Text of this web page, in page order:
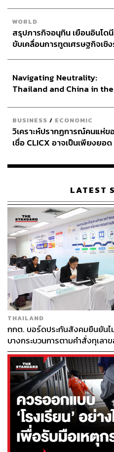
WORLD
สรุปภารกิจอนุทิน เยือนอินโด
ขับเคลื่อนการทูตเศรษฐกิจเชิ
Navigating Neutrality:
Thailand and China in
BUSINESS / ECONOMIC
วิเคราะห์ปรากฏการณ์คนแห่ข
เชื่อ CLICX อาจเป็นเพียงยอด
เรือนไทยที่ถูกซุกไว้
LATEST
THAILAND
กกต. บอร์ดประกันสังคมยืนยันไ
บางกระบวนการตามคำสั่งทุเลา